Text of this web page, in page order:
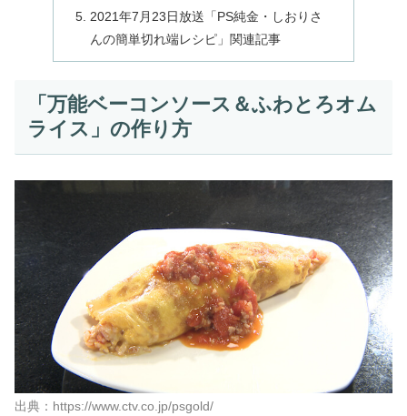
2021年7月23日放送「PS純金・しおりさ
んの簡単切れ端レシピ」関連記事
「万能ベーコンソース＆ふわとろオム
ライス」の作り方
出典：https://www.ctv.co.jp/psgold/